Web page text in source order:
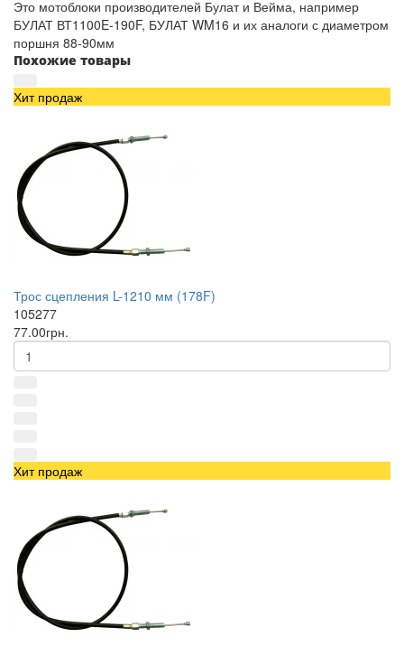
Это мотоблоки производителей Булат и Вейма, например
БУЛАТ ВТ1100E-190F, БУЛАТ WM16 и их аналоги с диаметром
поршня 88-90мм
Похожие товары
Хит продаж
Трос сцепления L-1210 мм (178F)
105277
77.00грн.
Хит продаж